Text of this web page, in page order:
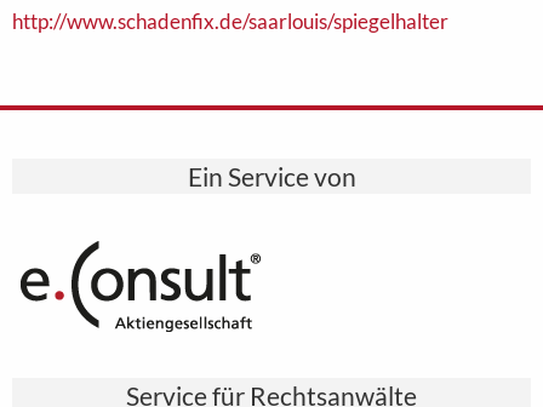
http://www.schadenfix.de/saarlouis/spiegelhalter
Ein Service von
Service für Rechtsanwälte